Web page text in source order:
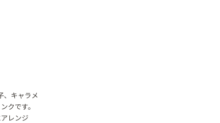
、キャラメ
クです。
レンジ